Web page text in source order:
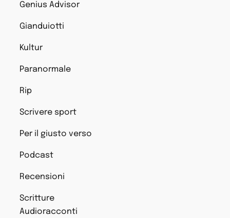
Genius Advisor
Gianduiotti
Kultur
Paranormale
Rip
Scrivere sport
Per il giusto verso
Podcast
Recensioni
Scritture
Audioracconti